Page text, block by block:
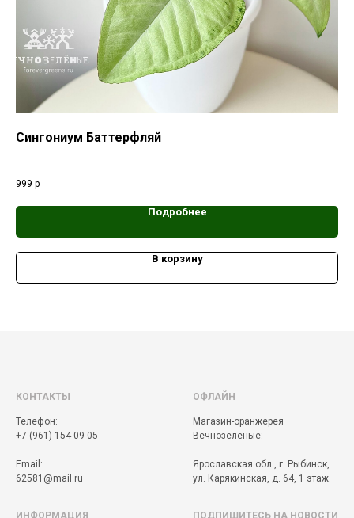
Сингониум Баттерфляй
999 р
Подробнее
В корзину
КОНТАКТЫ
Телефон:
+7 (961) 154-09-05
Email:
62581@mail.ru
ОФЛАЙН
Магазин-оранжерея
Вечнозелёные:
Ярославская обл., г. Рыбинск,
ул. Карякинская, д. 64, 1 этаж.